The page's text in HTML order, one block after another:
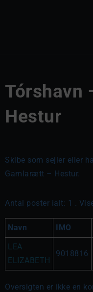
Tórshavn
Hestur
Skibe som sejler eller
Gamlarætt – Hestur.
Antal poster ialt: 1 .
Navn IMO
LEA
ELIZABETH
9018816
Oversigten er ikke en